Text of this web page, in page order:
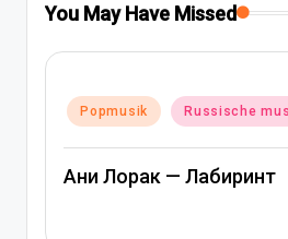
You May Have Missed
Posted
Popmusik Russische musik
Ани Лорак — Лабиринт